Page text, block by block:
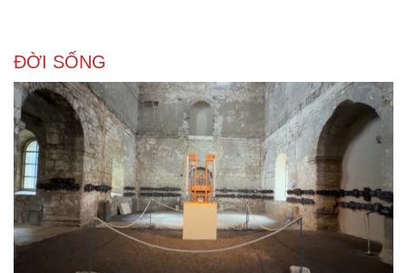
ĐỜI SỐNG